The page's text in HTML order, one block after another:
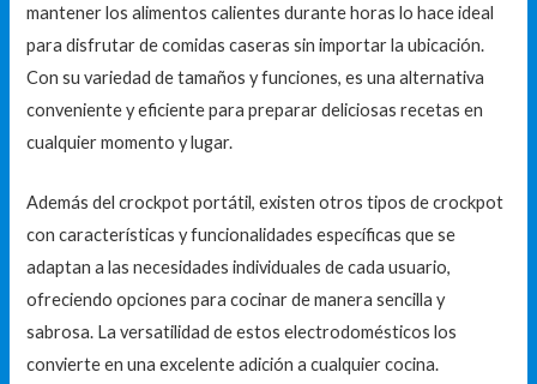
mantener los alimentos calientes durante horas lo hace ideal
para disfrutar de comidas caseras sin importar la ubicación.
Con su variedad de tamaños y funciones, es una alternativa
conveniente y eficiente para preparar deliciosas recetas en
cualquier momento y lugar.
Además del crockpot portátil, existen otros tipos de crockpot
con características y funcionalidades específicas que se
adaptan a las necesidades individuales de cada usuario,
ofreciendo opciones para cocinar de manera sencilla y
sabrosa. La versatilidad de estos electrodomésticos los
convierte en una excelente adición a cualquier cocina.